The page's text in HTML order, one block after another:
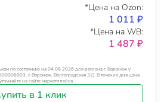
*Цена на Ozon:
1 011 ₽
*Цена на WB:
1 487 ₽
по состоянию на 04.08.2026 для региона г. Воронеж у
г. Воронеж, Волгоградская 32). В течение дня цена
на сайте маркетплейса.
в 1 клик